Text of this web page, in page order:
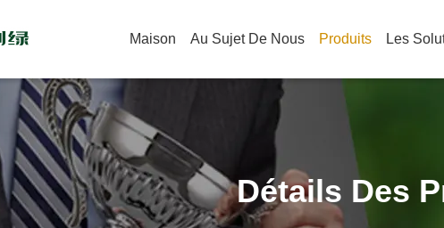
Maison Au Sujet De Nous Produits Les
Détails Des